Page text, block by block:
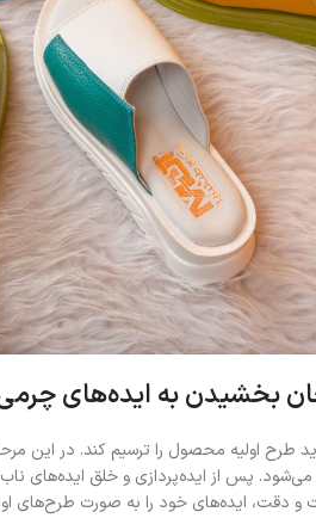
اولیه محصول را ترسیم کند. در این
پس از ایده‌پردازی و خلق ایده‌های
و دقت، ایده‌های خود را به صورت طرح‌های